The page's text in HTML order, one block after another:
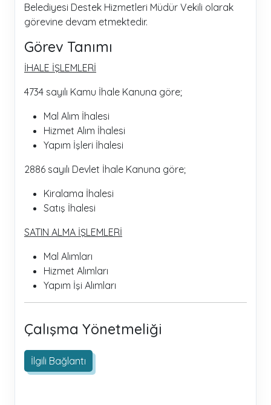
Belediyesi Destek Hizmetleri Müdür Vekili olarak
görevine devam etmektedir.
Görev Tanımı
İHALE İŞLEMLERİ
4734 sayılı Kamu İhale Kanuna göre;
Mal Alım İhalesi
Hizmet Alım İhalesi
Yapım İşleri İhalesi
2886 sayılı Devlet İhale Kanuna göre;
Kiralama İhalesi
Satış İhalesi
SATIN ALMA İŞLEMLERİ
Mal Alımları
Hizmet Alımları
Yapım İşi Alımları
Çalışma Yönetmeliği
İlgili Bağlantı